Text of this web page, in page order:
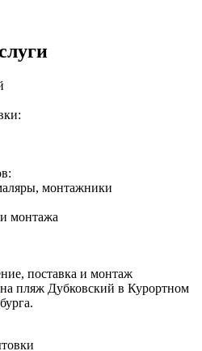
монтажники
монтажа
поставка и монтаж
на пляж Дубковский в Курортном